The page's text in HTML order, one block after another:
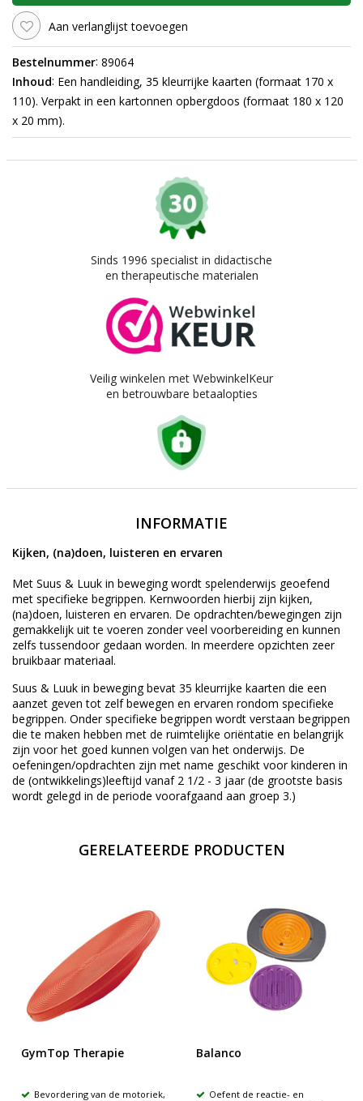
Aan verlanglijst toevoegen
Bestelnummer: 89064
Inhoud: Een handleiding, 35 kleurrijke kaarten (formaat 170 x
110). Verpakt in een kartonnen opbergdoos (formaat 180 x 120
x 20 mm).
Sinds 1996 specialist in didactische
en therapeutische materialen
Veilig winkelen met WebwinkelKeur
en betrouwbare betaalopties
INFORMATIE
Kijken, (na)doen, luisteren en ervaren
Met Suus & Luuk in beweging wordt spelenderwijs geoefend
met specifieke begrippen. Kernwoorden hierbij zijn kijken,
(na)doen, luisteren en ervaren. De opdrachten/bewegingen zijn
gemakkelijk uit te voeren zonder veel voorbereiding en kunnen
zelfs tussendoor gedaan worden. In meerdere opzichten zeer
bruikbaar materiaal.
Suus & Luuk in beweging bevat 35 kleurrijke kaarten die een
aanzet geven tot zelf bewegen en ervaren rondom specifieke
begrippen. Onder specifieke begrippen wordt verstaan begrippen
die te maken hebben met de ruimtelijke oriëntatie en belangrijk
zijn voor het goed kunnen volgen van het onderwijs. De
oefeningen/opdrachten zijn met name geschikt voor kinderen in
de (ontwikkelings)leeftijd vanaf 2 1/2 - 3 jaar (de grootste basis
wordt gelegd in de periode voorafgaand aan groep 3.)
GERELATEERDE PRODUCTEN
GymTop Therapie
Bevordering van de motoriek,
Balanco
Oefent de reactie- en